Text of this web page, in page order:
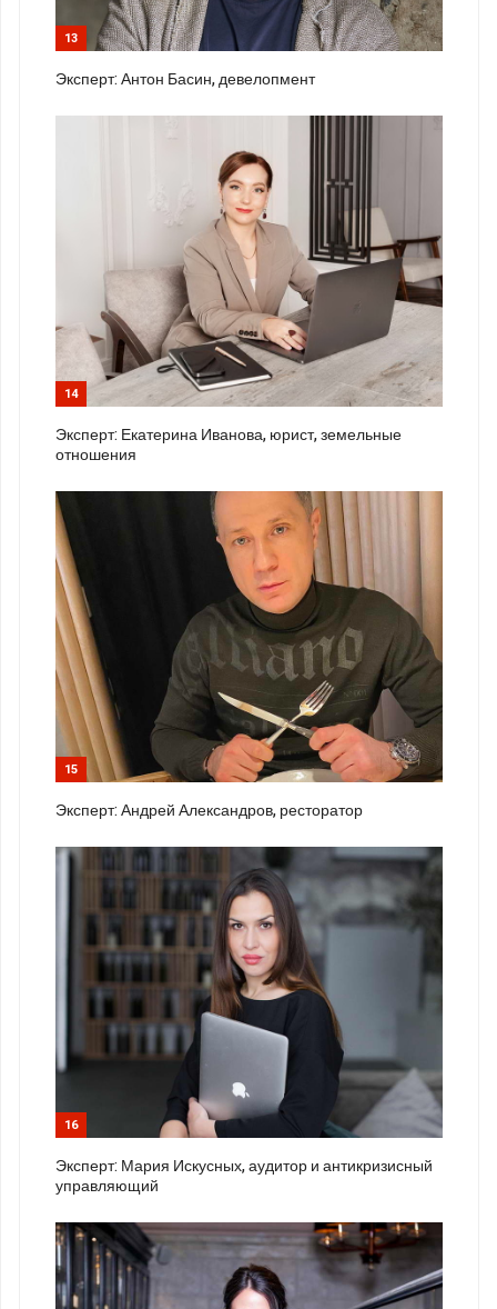
13
Эксперт: Антон Басин, девелопмент
14
Эксперт: Екатерина Иванова, юрист, земельные
отношения
15
Эксперт: Андрей Александров, ресторатор
16
Эксперт: Мария Искусных, аудитор и антикризисный
управляющий